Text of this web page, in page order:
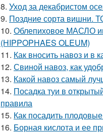
8. Уход за декабристом
9. Поздние сорта вишни.
10. Облепиховое МАСЛО
(HIPPOPHAES OLEUM)
11. Как вносить навоз и в
12. Свиной навоз, как
13. Какой навоз самый
14. Посадка туи в
правила
15. Как посадить
16. Борная кислота и ее